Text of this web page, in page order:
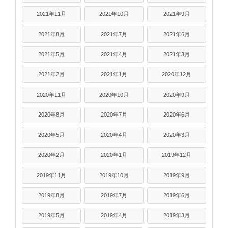
2021年11月 2021年10月 2021年9月
2021年8月 2021年7月 2021年6月
2021年5月 2021年4月 2021年3月
2021年2月 2021年1月 2020年12月
2020年11月 2020年10月 2020年9月
2020年8月 2020年7月 2020年6月
2020年5月 2020年4月 2020年3月
2020年2月 2020年1月 2019年12月
2019年11月 2019年10月 2019年9月
2019年8月 2019年7月 2019年6月
2019年5月 2019年4月 2019年3月